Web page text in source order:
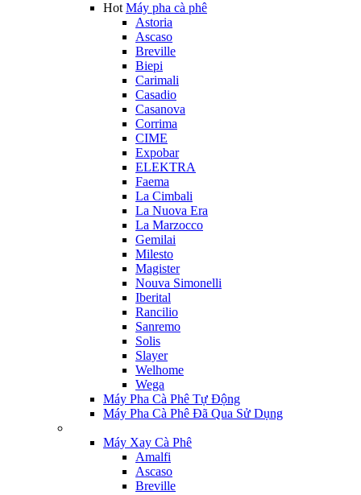
Hot Máy pha cà phê
Astoria
Ascaso
Breville
Biepi
Carimali
Casadio
Casanova
Corrima
CIME
Expobar
ELEKTRA
Faema
La Cimbali
La Nuova Era
La Marzocco
Gemilai
Milesto
Magister
Nouva Simonelli
Iberital
Rancilio
Sanremo
Solis
Slayer
Welhome
Wega
Máy Pha Cà Phê Tự Động
Máy Pha Cà Phê Đã Qua Sử Dụng
Máy Xay Cà Phê
Amalfi
Ascaso
Breville